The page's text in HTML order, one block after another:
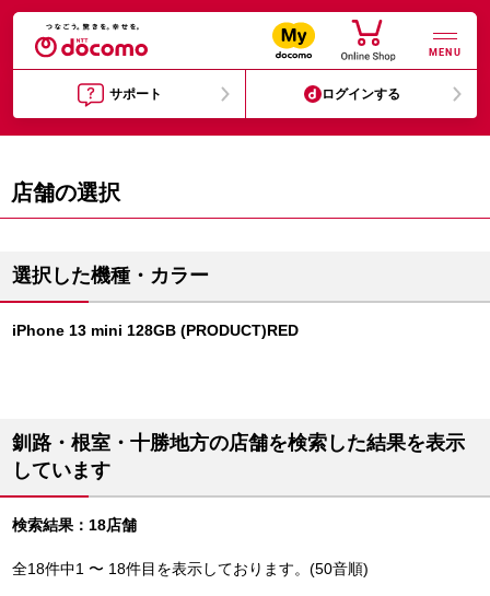
MENU
サポート ログインする
店舗の選択
選択した機種・カラー
iPhone 13 mini 128GB (PRODUCT)RED
釧路・根室・十勝地方の店舗を検索した結果を表示
しています
検索結果：18店舗
全18件中1 〜 18件目を表示しております。(50音順)